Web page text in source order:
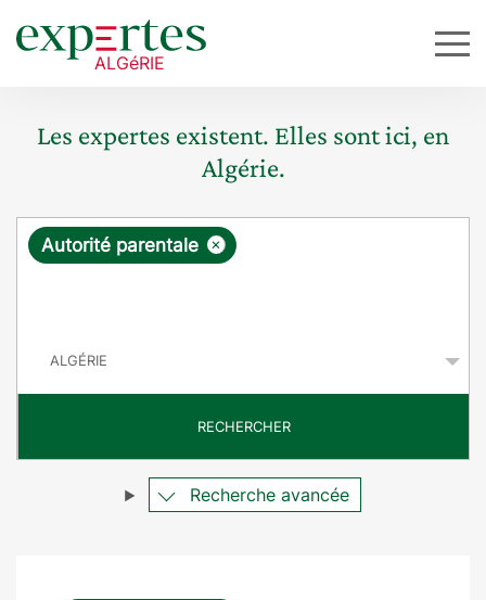
Les expertes existent. Elles sont ici, en
Algérie.
R
ê
e
×
Autorité parentale
RECHERCHER
Recherche avancée